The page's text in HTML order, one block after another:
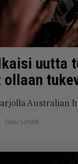
uutta
Australian
Saku Schildt